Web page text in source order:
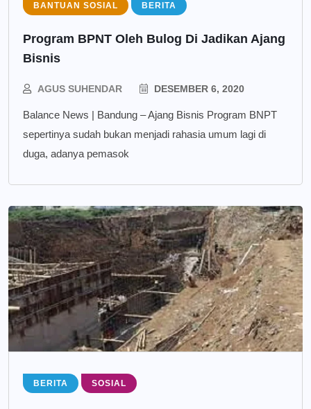
BANTUAN SOSIAL BERITA
Program BPNT Oleh Bulog Di Jadikan Ajang
Bisnis
AGUS SUHENDAR DESEMBER 6, 2020
Balance News | Bandung – Ajang Bisnis Program BNPT
sepertinya sudah bukan menjadi rahasia umum lagi di
duga, adanya pemasok
BERITA SOSIAL